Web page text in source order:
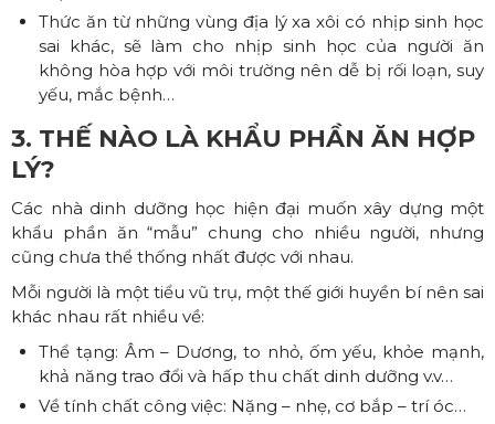
Thức ăn từ những vùng địa lý xa xôi có nhịp sinh học
sai khác, sẽ làm cho nhịp sinh học của người ăn
không hòa hợp với môi trường nên dễ bị rối loạn, suy
yếu, mắc bệnh…
3. THẾ NÀO LÀ KHẨU PHẦN ĂN HỢP
LÝ?
Các nhà dinh dưỡng học hiện đại muốn xây dựng một
khẩu phần ăn “mẫu” chung cho nhiều người, nhưng
cũng chưa thể thống nhất được với nhau.
Mỗi người là một tiểu vũ trụ, một thế giới huyền bí nên sai
khác nhau rất nhiều về:
Thể tạng: Âm – Dương, to nhỏ, ốm yếu, khỏe mạnh,
khả năng trao đổi và hấp thu chất dinh dưỡng v.v…
Về tính chất công việc: Nặng – nhẹ, cơ bắp – trí óc…